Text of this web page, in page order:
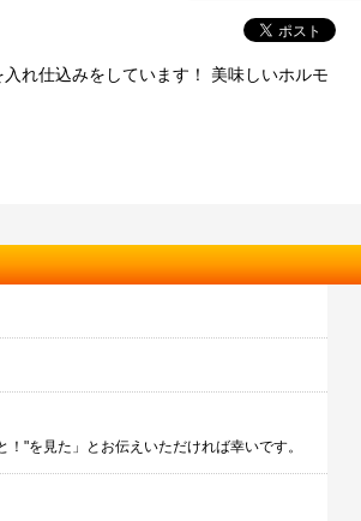
れ仕込みをしています！ 美味しいホルモ
"を見た」とお伝えいただければ幸いです。